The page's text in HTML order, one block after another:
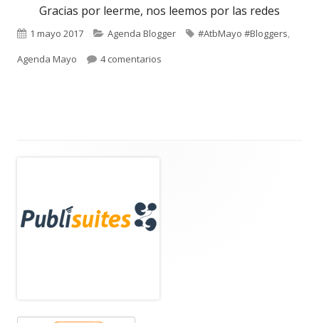
en
una
nueva
Gracias por leerme, nos leemos por las redes
Publicado
el
1 mayo 2017 Categorías
Agenda Blogger Etiquetas
#AtbMayo #Bloggers,
Agenda Mayo
4 comentarios
lateral
principal